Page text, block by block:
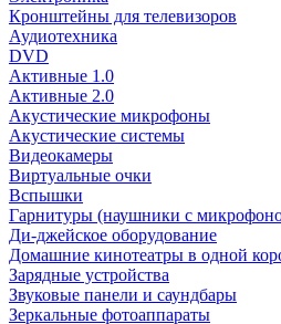
Кронштейны для телевизоров
Аудиотехника
DVD
Активные 1.0
Активные 2.0
Акустические микрофоны
Акустические системы
Видеокамеры
Виртуальные очки
Вспышки
Гарнитуры (наушники с
Ди-джейское оборудование
Домашние кинотеатры в одной
Зарядные устройства
Звуковые панели и саундбары
Зеркальные фотоаппараты